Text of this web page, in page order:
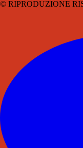
© RIPRODUZIONE